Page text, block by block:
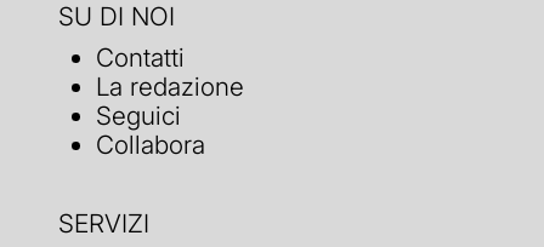
SU DI NOI
Contatti
La redazione
Seguici
Collabora
SERVIZI